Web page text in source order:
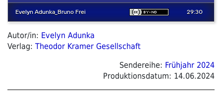
Autor/in: Evelyn Adunka
Verlag: Theodor Kramer Gesellschaft
Sendereihe: Frühjahr 2024
Produktionsdatum: 14.06.2024